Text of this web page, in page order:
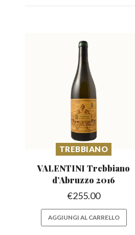
TREBBIANO
VALENTINI Trebbiano
d’Abruzzo2016
€255.00
AGGIUNGI AL CARRELLO